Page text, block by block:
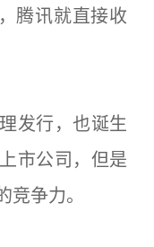
腾讯就直接收
发行，也诞生
市公司，但是
争力。